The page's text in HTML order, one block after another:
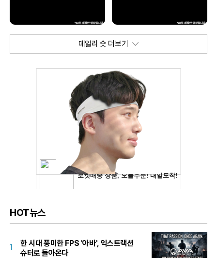
데일리 숏 더보기
HOT뉴스
1
한 시대 풍미한 FPS '아바', 익스트랙션
슈터로 돌아온다